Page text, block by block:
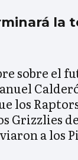
la
sobre el
los
Grizzlies
a los